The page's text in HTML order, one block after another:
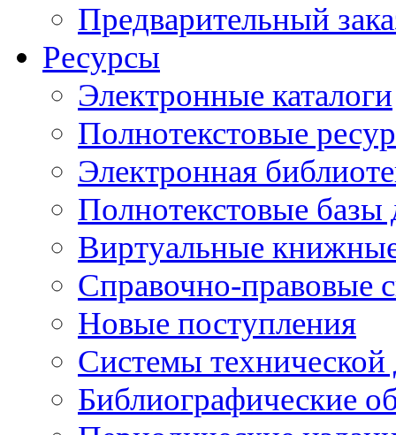
Предварительный
Ресурсы
Электронные каталоги
Полнотекстовые
Электронная
Полнотекстовые
Виртуальные
Справочно-правовые
Новые поступления
Cистемы
Библиографические